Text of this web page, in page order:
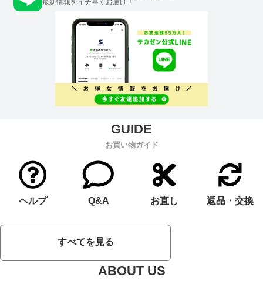
最新情報をイチ早くお届け！
お買い物ガイド
ヘルプ Q&A お直し 返品・交換
すべてを見る